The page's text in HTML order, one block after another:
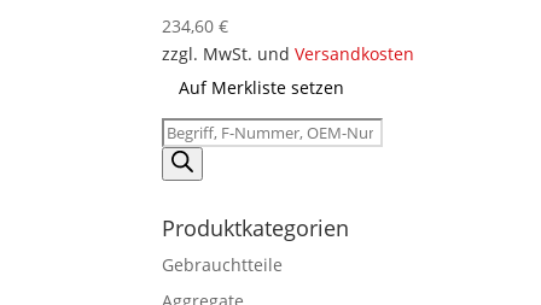
234,60€
zzgl. MwSt. undVersandkosten
Auf Merkliste setzen
Products
search
Produktkategorien
Gebrauchtteile